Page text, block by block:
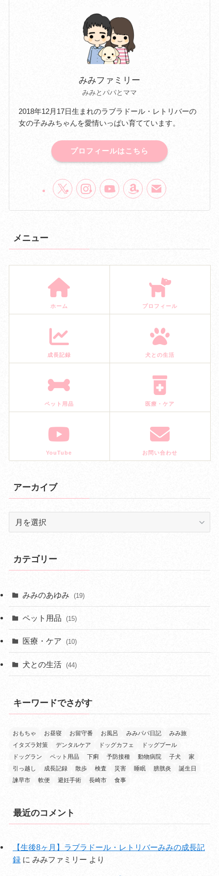
みみファミリー
みみとパパとママ
2018年12月17日生まれのラブラドール・レトリバーの
女の子みみちゃんを愛情いっぱい育てています。
プロフィールはこちら
メニュー
ホーム プロフィール
成長記録 犬との生活
ペット用品 医療・ケア
YouTube お問い合わせ
アーカイブ
ブ
カテゴリー
みみのあゆみ (19)
ペット用品 (15)
医療・ケア (10)
犬との生活 (44)
キーワードでさがす
おもちゃ お昼寝 お留守番 お風呂 みみパパ日記
みみ旅
イタズラ対策
デンタルケア ドッグカフェ
ドッグプール
ドッグラン
ペット用品 下痢 予防接種 動物病院 子犬
家
引っ越し
成長記録 散歩 検査 災害 睡眠 膀胱炎
誕生日
諫早市
軟便 避妊手術 長崎市 食事
最近のコメント
【生後8ヶ月】ラブラドール・レトリバーみみの成長記
録に みみファミリー より